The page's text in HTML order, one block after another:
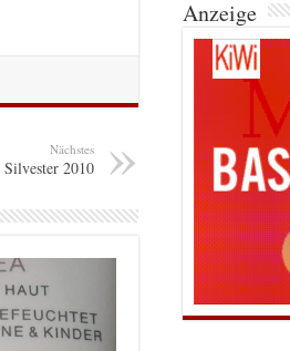
Nächstes
Silvester 2010
Anzeige